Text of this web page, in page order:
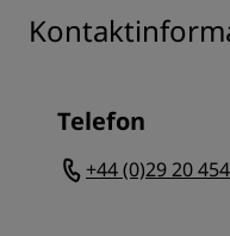
Telefon
+44 (0)29 20